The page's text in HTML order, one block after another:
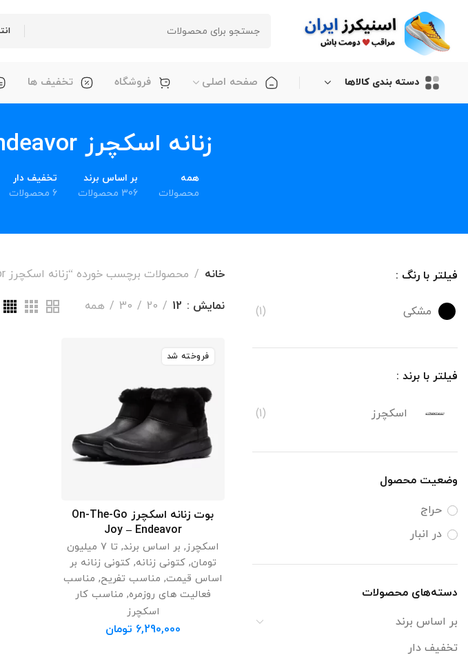
دسته بندی کالاها صفحه اصلی فروشگاه تخفیف ها
زنانه اسکچرز On-The-Go Joy - Endeavor
همه
محصولات
بر اساس برند
306 محصولات
تخفیف دار
6 محصولات
فیلتر با رنگ :
مشکی (1)
فیلتر با برند :
اسکچرز (1)
وضعیت محصول
حراج
در انبار
دسته‌های محصولات
بر اساس برند
تخفیف دار
خانه محصولات برچسب خورده “زنانه اسکچرز On-The-Go Joy - Endeavor”
نمایش 12
20
30 همه
فروخته شد
انتخاب گزینه هابوت زنانه اسکچرز On-The-Go
Joy – Endeavor
اسکچرز, بر اساس برند,
تا 7 میلیون
تومان,کتونی زنانه,کتونی زنانه بر
اساس قیمت, مناسب تفریح, مناسب
فعالیت های روزمره, مناسب کار
اسکچرز
6,290,000 تومان